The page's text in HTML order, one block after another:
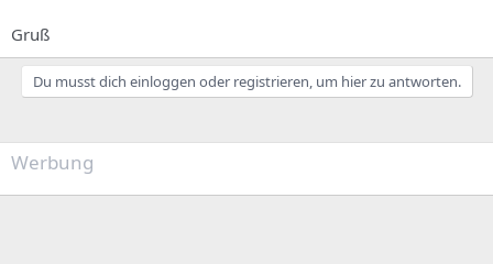
Gruß
Du musst dich einloggen oder registrieren, um hier zu antworten.
Werbung